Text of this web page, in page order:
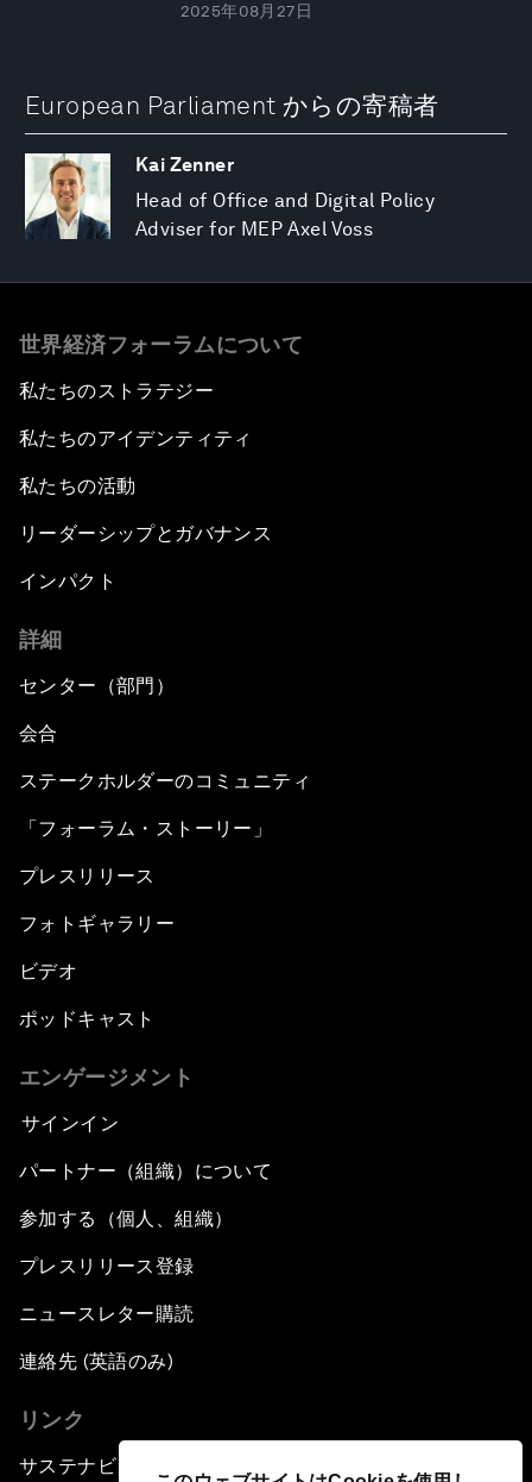
2025年08月27日
European Parliament からの寄稿者
Kai Zenner
Head of Office and Digital Policy
Adviser for MEP Axel Voss
世界経済フォーラムについて
私たちのストラテジー
私たちのアイデンティティ
私たちの活動
リーダーシップとガバナンス
インパクト
詳細
センター（部門）
会合
ステークホルダーのコミュニティ
「フォーラム・ストーリー」
プレスリリース
フォトギャラリー
ビデオ
ポッドキャスト
エンゲージメント
サインイン
パートナー（組織）について
参加する（個人、組織）
プレスリリース登録
ニュースレター購読
連絡先 (英語のみ)
リンク
サステナビリティへの取り組み